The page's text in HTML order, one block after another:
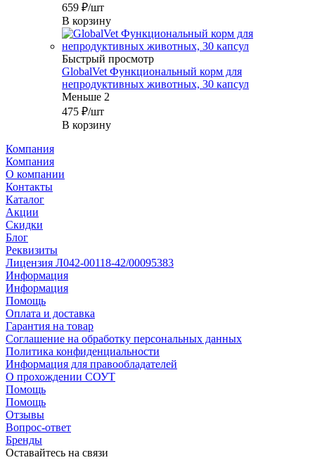
659 ₽/шт
В корзину
Быстрый просмотр
GlobalVet Функциональный корм для
непродуктивных животных, 30 капсул
Меньше 2
475 ₽/шт
В корзину
Компания
Компания
О компании
Контакты
Каталог
Акции
Скидки
Блог
Реквизиты
Лицензия Л042-00118-42/00095383
Информация
Информация
Помощь
Оплата и доставка
Гарантия на товар
Соглашение на обработку персональных данных
Политика конфиденциальности
Информация для правообладателей
О прохождении СОУТ
Помощь
Помощь
Отзывы
Вопрос-ответ
Бренды
Оставайтесь на связи